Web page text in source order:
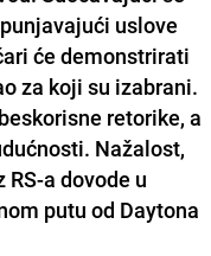
uslove
će demonstrirati
za koji su izabrani.
retorike, a
Nažalost,
a dovode u
putu od Daytona